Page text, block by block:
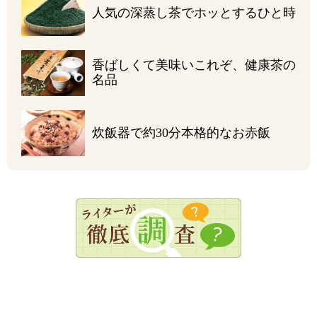
人気の深蒸し茶でホッとするひと時
香ばしくて美味いこれぞ、健康茶の
名品
炊飯器で約30分本格的なお赤飯